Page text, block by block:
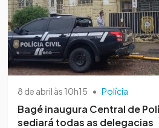
8 de abril às 10h15 • Polícia
Bagé inaugura Central de
sediará todas as delegacias